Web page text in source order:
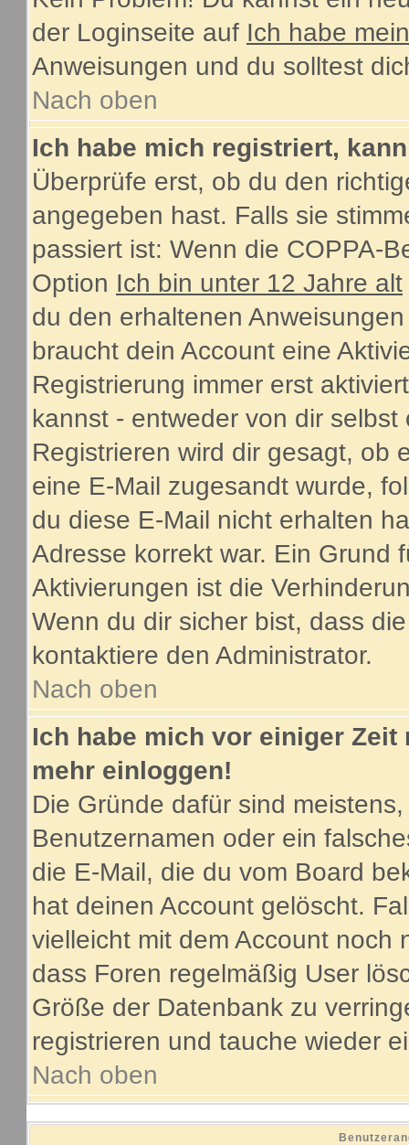
der Loginseite auf Ich habe
Anweisungen und du solltest
Nach oben
Ich habe mich registriert,
Überprüfe erst, ob du den
angegeben hast. Falls sie
passiert ist: Wenn die COPPA-
Option Ich bin unter 12 Jahre alt
du den erhaltenen
braucht dein Account eine
Registrierung immer erst
kannst - entweder von dir
Registrieren wird dir gesagt, ob
eine E-Mail zugesandt wurde,
du diese E-Mail nicht erhalten
Adresse korrekt war. Ein Grund
Aktivierungen ist die
Wenn du dir sicher bist, dass
kontaktiere den Administrator.
Nach oben
Ich habe mich vor einiger
mehr einloggen!
Die Gründe dafür sind
Benutzernamen oder ein
die E-Mail, die du vom Board
hat deinen Account gelöscht.
vielleicht mit dem Account noch
dass Foren regelmäßig User
Größe der Datenbank zu
registrieren und tauche wieder
Nach oben